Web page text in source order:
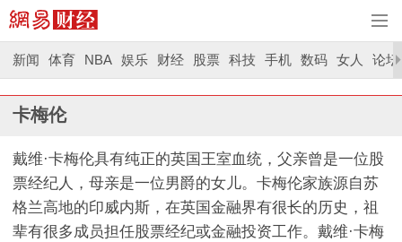
新闻 体育 NBA 娱乐 财经 股票 科技 手机 数码 女人 论坛
卡梅伦
戴维·卡梅伦具有纯正的英国王室血统，父亲曾是一位股
票经纪人，母亲是一位男爵的女儿。卡梅伦家族源自苏
格兰高地的印威内斯，在英国金融界有很长的历史，祖
辈有很多成员担任股票经纪或金融投资工作。戴维·卡梅